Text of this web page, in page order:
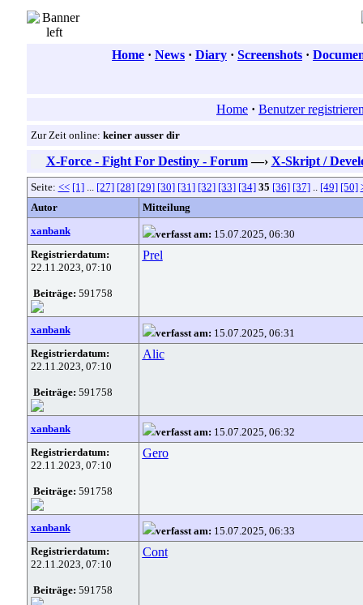
Home · News · Diary · Screenshots ·
Home · Benutzer
Zur Zeit online: keiner ausser dir
X-Force - Fight For Destiny - Forum —› X-Skript /
Seite: << [1]... [27] [28] [29] [30] [31] [32] [33] [34] 35 [36] [37].. [49] [50]
Autor
Mitteilung
xanbank
verfasst am: 15.07.2025, 06:30
Registrierdatum:
22.11.2023, 07:10
Beiträge: 591758
Prel
xanbank verfasst am: 15.07.2025, 06:31
Registrierdatum:
22.11.2023, 07:10
Beiträge: 591758
Alic
xanbank verfasst am: 15.07.2025, 06:32
Registrierdatum:
22.11.2023, 07:10
Beiträge: 591758
Gero
xanbank verfasst am: 15.07.2025, 06:33
Registrierdatum:
22.11.2023, 07:10
Beiträge: 591758
Cont